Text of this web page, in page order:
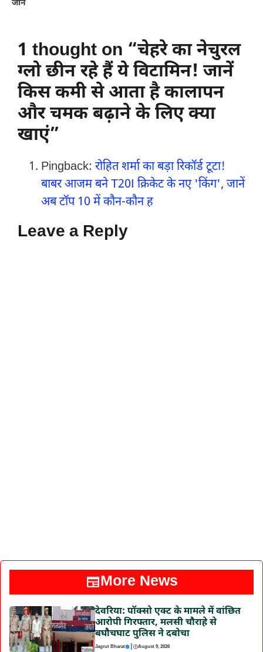
जान
1 thought on “चेहरे का नेचुरल
ग्लो छीन रहे हैं ये विटामिन! जानें
किस कमी से आता है कालापन
और चमक बढ़ाने के लिए क्या
खाएं”
Pingback: रोहित शर्मा का बड़ा रिकॉर्ड टूटा!
बाबर आजम बने T20I क्रिकेट के नए 'किंग', जानें
अब टॉप 10 में कौन-कौन ह
Leave a Reply
More News
देवरिया: पॉक्सो एक्ट के मामले में वांछित
आरोपी गिरफ्तार, मलसी चौराहे से
बघौचघाट पुलिस ने दबोचा
Jagrut Bharat | August 9, 2026